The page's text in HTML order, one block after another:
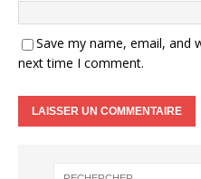
Save my name, email, and
next time I comment.